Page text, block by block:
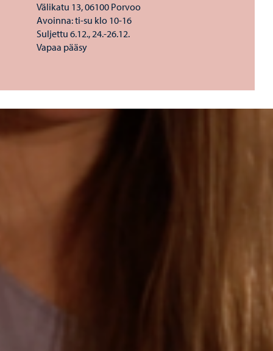
Välikatu 13, 06100 Porvoo
Avoinna: ti-su klo 10-16
Suljettu 6.12., 24.-26.12.
Vapaa pääsy